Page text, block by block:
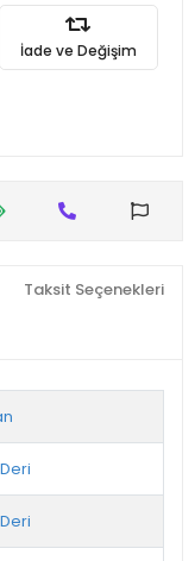
İade ve Değişim
Taksit Seçenekleri